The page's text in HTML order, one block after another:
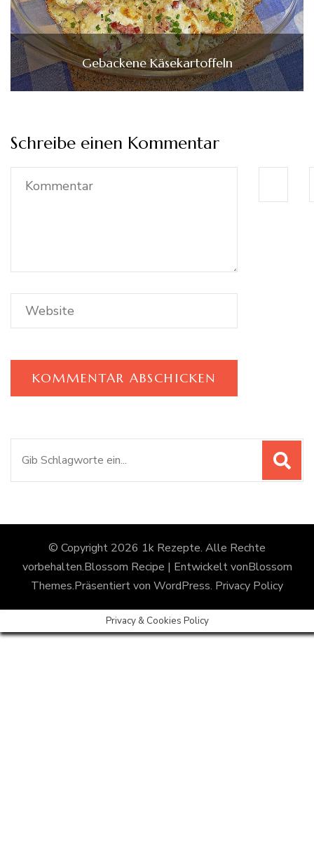
Gebackene Käsekartoffeln
Schreibe einen Kommentar
© Copyright 2026 1k Rezepte. Alle Rechte
vorbehalten.Blossom Recipe | Entwickelt vonBlossom
Themes.Präsentiert von WordPress. Privacy Policy
Privacy & Cookies Policy